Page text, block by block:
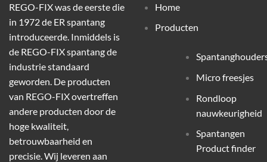
REGO-FIX was de eerste die
in 1972 de ER spantang
introduceerde. Inmiddels is
de REGO-FIX spantang de
industrie standaard
geworden. De producten
van REGO-FIX overtreffen
andere producten door de
hoge kwaliteit,
betrouwbaarheid en
precisie. Wij leveren aan
Home
Producten
Micro freesjes
Rondloop
nauwkeurigheid
Spantangen
Product finder